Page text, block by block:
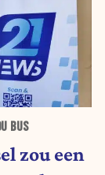
BUS
zou een